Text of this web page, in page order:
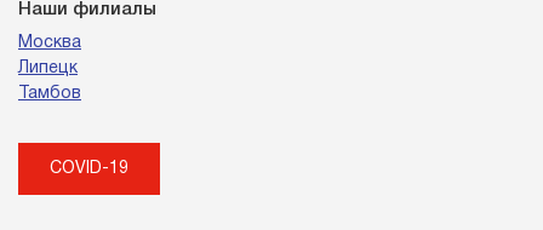
Наши филиалы
Москва
Липецк
Тамбов
COVID-19